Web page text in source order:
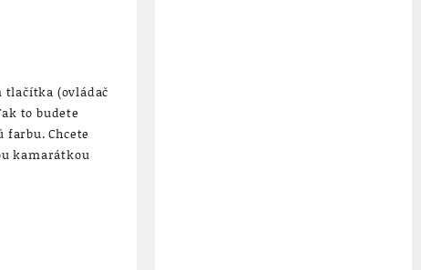
tlačítka (ovládač
to budete
Chcete
kamarátkou